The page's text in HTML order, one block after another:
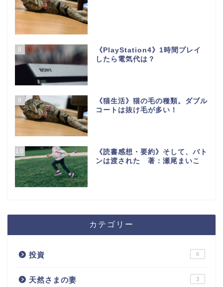
8
《PlayStation4》1時間プレイ
したら電気代は？
9
《猫生活》猫の毛の種類。ダブル
コートは抜け毛が多い！
10
《読書感想・要約》そして、バト
ンは渡された 著：瀬尾まいこ
カテゴリー
投資 6
天然さまの妻 3